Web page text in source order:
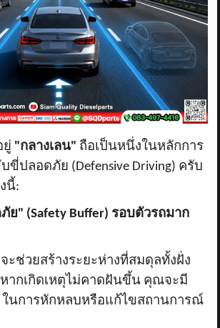
ยู่ "กลางเลน" ถือเป็นหนึ่งในหลักการ
ขี่ปลอดภัย (Defensive Driving) ครับ
นี้:
ย" (Safety Buffer) รอบตัวรถมาก
ะช่วยสร้างระยะห่างที่สมดุลทั้งฝั่ง
ากเกิดเหตุไม่คาดฝันขึ้น คุณจะมี
ในการหักหลบหรือแก้ไขสถานการณ์